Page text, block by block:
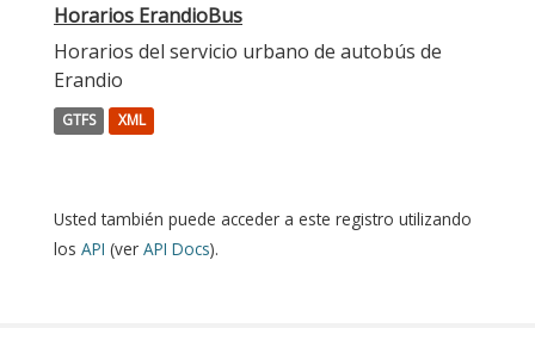
Horarios ErandioBus
Horarios del servicio urbano de autobús de
Erandio
GTFS XML
Usted también puede acceder a este registro utilizando
los API (ver API Docs).